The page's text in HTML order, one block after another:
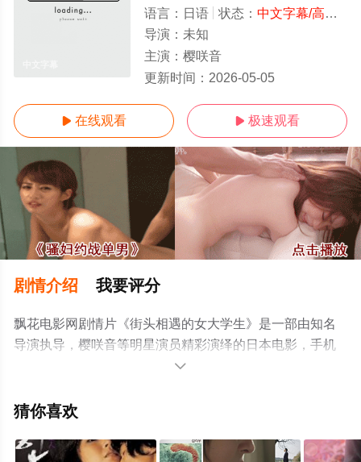
语言： 日语 状态： 中文字幕/高清
导演： 未知
主演： 樱咲音
更新时间： 2026-05-05
 在线观看  极速观看
剧情介绍 我要评分
飘花电影网剧情片《街头相遇的女大学生》是一部由知名
导演执导，樱咲音等明星演员精彩演绎的日本电影，手机
免费观看高清无删减完整版电影大全就上飘花影院，更多
解。

猜你喜欢